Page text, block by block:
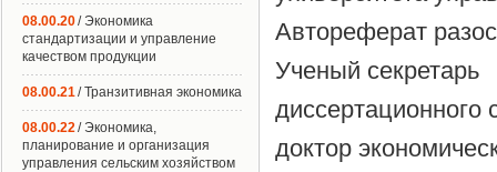
Автореферат
Ученый секретарь
диссертационного
доктор
08.00.20/ Экономика
стандартизации и управление
качеством продукции
08.00.21/ Транзитивная экономика
08.00.22/ Экономика,
планирование и организация
управления сельским хозяйством